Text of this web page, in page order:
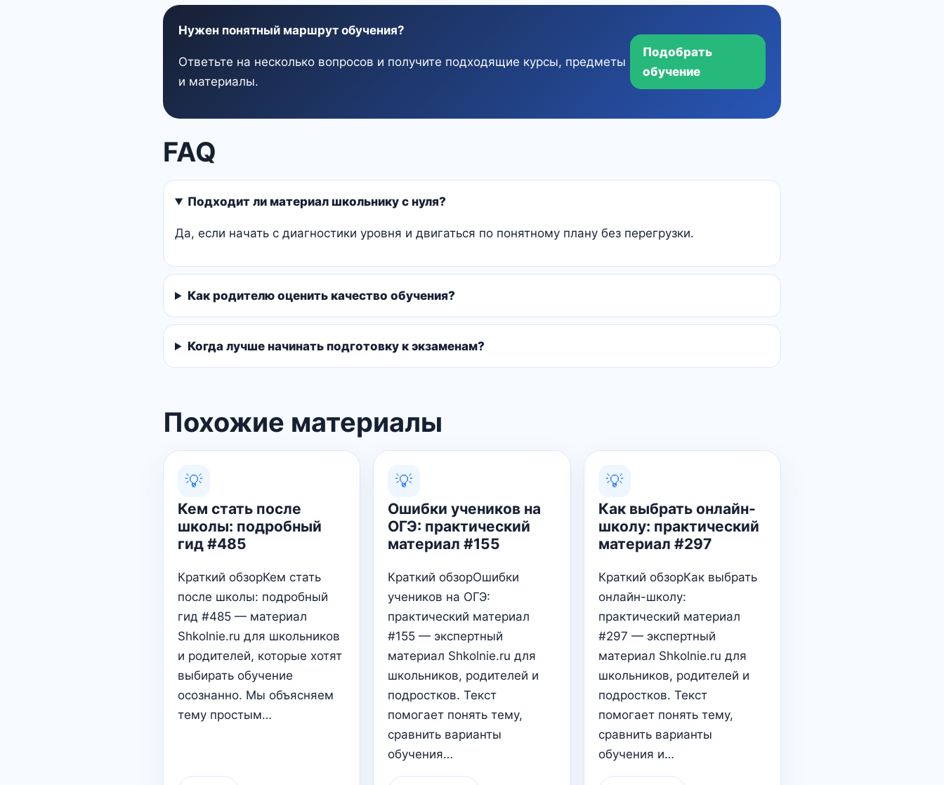
Нужен понятный маршрут обучения?
Ответьте на несколько вопросов и получите подходящие курсы, предметы
и материалы.
Подобрать
обучение
FAQ
Подходит ли материал школьнику с нуля?
Да, если начать с диагностики уровня и двигаться по понятному плану без перегрузки.
Как родителю оценить качество обучения?
Когда лучше начинать подготовку к экзаменам?
Похожие материалы
💡
Кем стать после
школы: подробный
гид #485
Краткий обзорКем стать
после школы: подробный
гид #485 — материал
Shkolnie.ru для школьников
и родителей, которые хотят
выбирать обучение
осознанно. Мы объясняем
тему простым…
💡
Ошибки учеников на
ОГЭ: практический
материал #155
Краткий обзорОшибки
учеников на ОГЭ:
практический материал
#155 — экспертный
материал Shkolnie.ru для
школьников, родителей и
подростков. Текст
помогает понять тему,
сравнить варианты
обучения…
💡
Как выбрать онлайн-
школу: практический
материал #297
Краткий обзорКак выбрать
онлайн-школу:
практический материал
#297 — экспертный
материал Shkolnie.ru для
школьников, родителей и
подростков. Текст
помогает понять тему,
сравнить варианты
обучения и…